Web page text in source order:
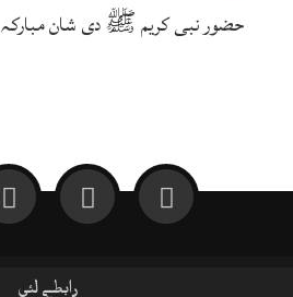
حضور نبی کریم ﷺ دی شان مبارکہ
رابطے لئی